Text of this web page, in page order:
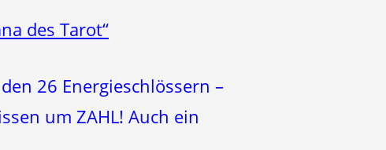
des Tarot“
26 Energieschlössern –
um ZAHL! Auch ein